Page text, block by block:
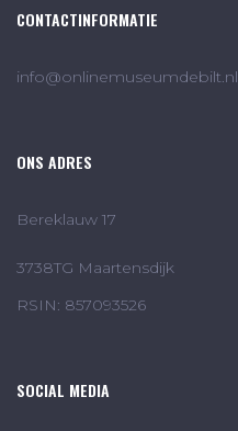
CONTACTINFORMATIE
info@onlinemuseumdebilt.nl
ONS ADRES
Bereklauw 17
3738TG Maartensdijk
RSIN: 857093526
SOCIAL MEDIA